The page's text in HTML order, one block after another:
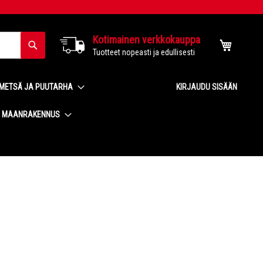
Kotimainen verkkokauppa
Tuotteet nopeasti ja edullisesti
METSÄ JA PUUTARHA
MAANRAKENNUS
KIRJAUDU SISÄÄN